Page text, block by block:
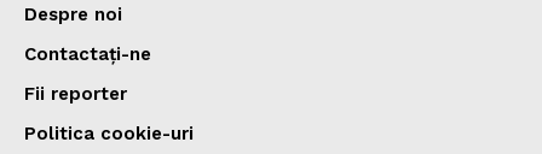
Despre noi
Contactați-ne
Fii reporter
Politica cookie-uri